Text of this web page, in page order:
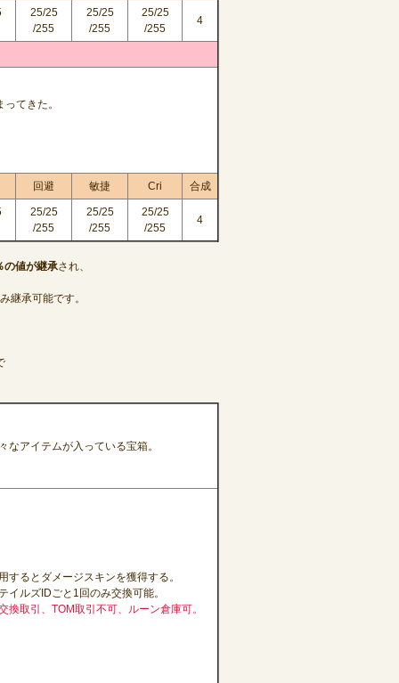
25/25
/255
25/25
/255
25/25
/255
4
てきた。
回避 敏捷 Cri 合成
25/25
/255
25/25
/255
25/25
/255
4
の値が継承され、
継承可能です。
なアイテムが入っている宝箱。
するとダメージスキンを獲得する。
イルズIDごと1回のみ交換可能。
換取引、TOM取引不可、ルーン倉庫可。